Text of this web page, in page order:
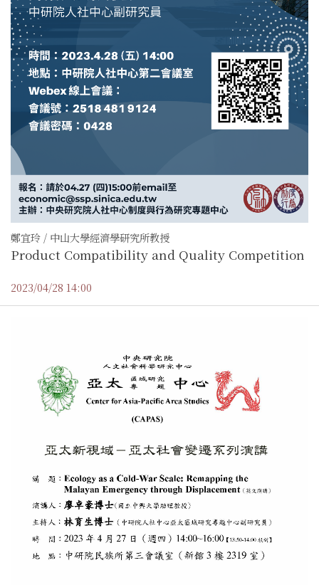
鄭宜玲 / 中山大學經濟學研究所教授
Product Compatibility and Quality Competition
2023/04/28 14:00